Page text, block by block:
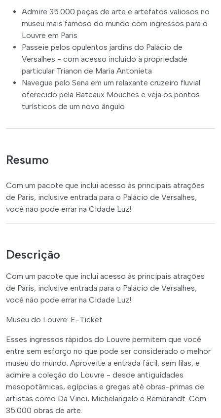
Admire 35.000 peças de arte e artefatos valiosos no
museu mais famoso do mundo com ingressos para o
Louvre em Paris
Passeie pelos opulentos jardins do Palácio de
Versalhes - com acesso incluído à propriedade
particular Trianon de Maria Antonieta
Navegue pelo Sena em um relaxante cruzeiro fluvial
oferecido pela Bateaux Mouches e veja os pontos
turísticos de um novo ângulo
Resumo
Com um pacote que inclui acesso às principais atrações
de Paris, inclusive entrada para o Palácio de Versalhes,
você não pode errar na Cidade Luz!
Descrição
Com um pacote que inclui acesso às principais atrações
de Paris, inclusive entrada para o Palácio de Versalhes,
você não pode errar na Cidade Luz!
Museu do Louvre: E-Ticket
Esses ingressos rápidos do Louvre permitem que você
entre sem esforço no que pode ser considerado o melhor
museu do mundo. Aproveite a entrada fácil, sem filas, e
admire a coleção do Louvre - desde antiguidades
mesopotâmicas, egípcias e gregas até obras-primas de
artistas como Da Vinci, Michelangelo e Rembrandt. Com
35.000 obras de arte.